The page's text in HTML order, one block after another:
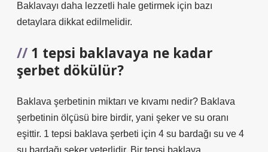
Baklavayı daha lezzetli hale getirmek için bazı
detaylara dikkat edilmelidir.
1 tepsi baklavaya ne kadar
şerbet dökülür?
Baklava şerbetinin miktarı ve kıvamı nedir? Baklava
şerbetinin ölçüsü bire birdir, yani şeker ve su oranı
eşittir. 1 tepsi baklava şerbeti için 4 su bardağı su ve 4
su bardağı şeker yeterlidir. Bir tepsi baklava